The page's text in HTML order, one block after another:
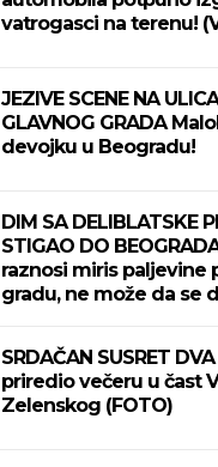
vatrogasci na terenu!
JEZIVE SCENE NA
GLAVNOG GRADA
devojku u Beogradu!
DIM SA DELIBLATSKE
STIGAO DO
raznosi miris paljevine
gradu, ne može da se
SRDAČAN SUSRET
priredio večeru u čast
Zelenskog (FOTO)